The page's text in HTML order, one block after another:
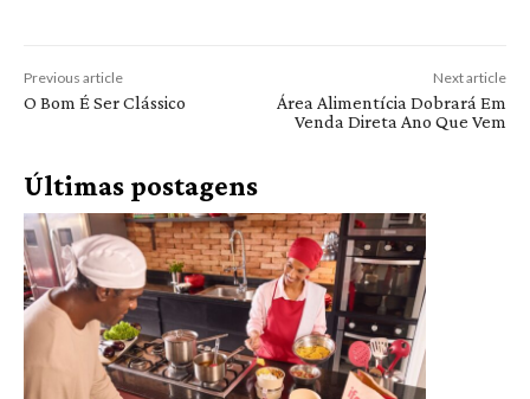
Previous article
O Bom É Ser Clássico
Next article
Área Alimentícia Dobrará Em
Venda Direta Ano Que Vem
Últimas postagens